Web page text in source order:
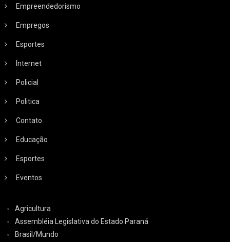
Empreendedorismo
Empregos
Esportes
Internet
Policial
Politica
Contato
Educação
Esportes
Eventos
Agricultura
Assembléia Legislativa do Estado Paraná
Brasil/Mundo